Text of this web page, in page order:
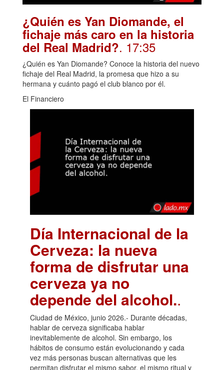
¿Quién es Yan Diomande, el
fichaje más caro en la historia
del Real Madrid?. 17:35
¿Quién es Yan Diomande? Conoce la historia del nuevo
fichaje del Real Madrid, la promesa que hizo a su
hermana y cuánto pagó el club blanco por él.
El Financiero
Día Internacional de la
Cerveza: la nueva
forma de disfrutar una
cerveza ya no
depende del alcohol..
Ciudad de México, junio 2026.- Durante décadas,
hablar de cerveza significaba hablar
inevitablemente de alcohol. Sin embargo, los
hábitos de consumo están evolucionando y cada
vez más personas buscan alternativas que les
permitan disfrutar el mismo sabor, el mismo ritual y